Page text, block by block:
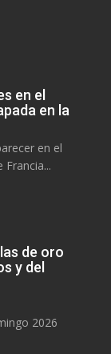
en el
en la
en el
de oro
y del
2026